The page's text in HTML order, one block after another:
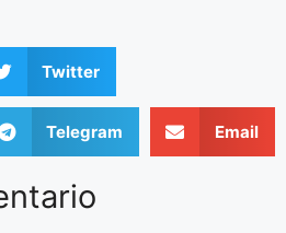
Twitter
Telegram Email